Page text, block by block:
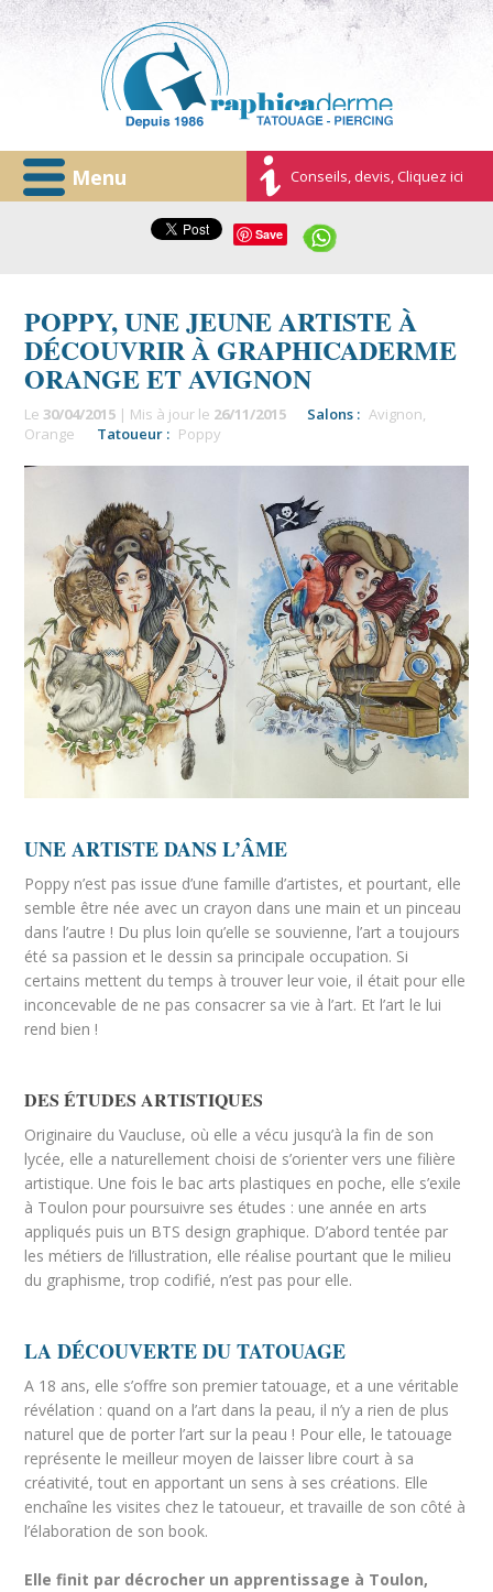
Menu Conseils, devis, Cliquez ici
Save
POPPY, UNE JEUNE ARTISTE À
DÉCOUVRIR À GRAPHICADERME
ORANGE ET AVIGNON
Le30/04/2015 | Mis à jour le 26/11/2015 Salons : Avignon,
Orange
Tatoueur : Poppy
UNE ARTISTE DANS L’ÂME
Poppy n’est pas issue d’une famille d’artistes, et pourtant, elle
semble être née avec un crayon dans une main et un pinceau
dans l’autre ! Du plus loin qu’elle se souvienne, l’art a toujours
été sa passion et le dessin sa principale occupation. Si
certains mettent du temps à trouver leur voie, il était pour elle
inconcevable de ne pas consacrer sa vie à l’art. Et l’art le lui
rend bien !
DES ÉTUDES ARTISTIQUES
Originaire du Vaucluse, où elle a vécu jusqu’à la fin de son
lycée, elle a naturellement choisi de s’orienter vers une filière
artistique. Une fois le bac arts plastiques en poche, elle s’exile
à Toulon pour poursuivre ses études : une année en arts
appliqués puis un BTS design graphique. D’abord tentée par
les métiers de l’illustration, elle réalise pourtant que le milieu
du graphisme, trop codifié, n’est pas pour elle.
LA DÉCOUVERTE DU TATOUAGE
A 18 ans, elle s’offre son premier tatouage, et a une véritable
révélation : quand on a l’art dans la peau, il n’y a rien de plus
naturel que de porter l’art sur la peau ! Pour elle, le tatouage
représente le meilleur moyen de laisser libre court à sa
créativité, tout en apportant un sens à ses créations. Elle
enchaîne les visites chez le tatoueur, et travaille de son côté à
l’élaboration de son book.
Elle finit par décrocher un apprentissage à Toulon,